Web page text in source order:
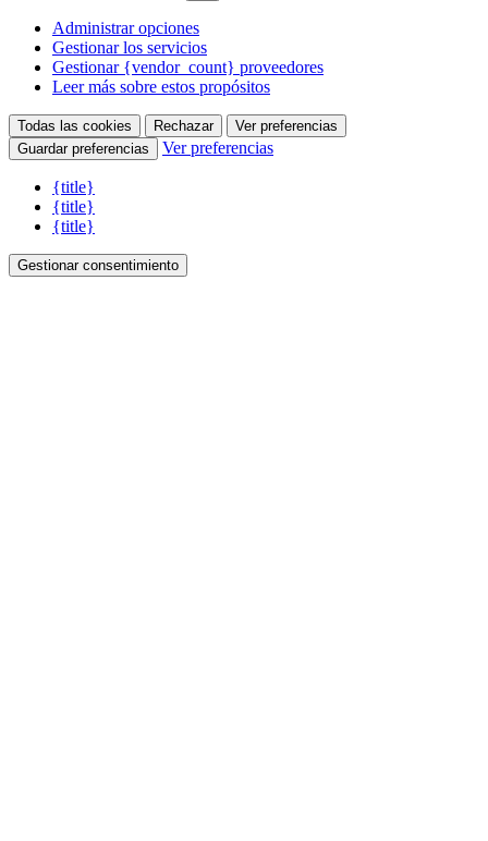
Administrar opciones
Gestionar los servicios
Gestionar {vendor_count} proveedores
Leer más sobre estos propósitos
Todas las cookies Rechazar
Ver preferencias
Guardar preferencias
Ver preferencias
{title}
{title}
{title}
Gestionar consentimiento